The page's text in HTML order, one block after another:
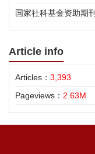
国家社科基金资助期刊
Article info
Articles： 3,393
Pageviews： 2.63M